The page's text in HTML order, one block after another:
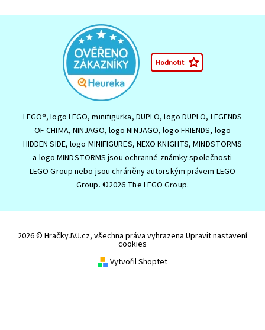
LEGO®, logo LEGO, minifigurka, DUPLO, logo DUPLO, LEGENDS
OF CHIMA, NINJAGO, logo NINJAGO, logo FRIENDS, logo
HIDDEN SIDE, logo MINIFIGURES, NEXO KNIGHTS, MINDSTORMS
a logo MINDSTORMS jsou ochranné známky společnosti
LEGO Group nebo jsou chráněny autorským právem LEGO
Group. ©2026 The LEGO Group.
2026 © HračkyJVJ.cz, všechna práva vyhrazena Upravit nastavení
cookies
Vytvořil Shoptet